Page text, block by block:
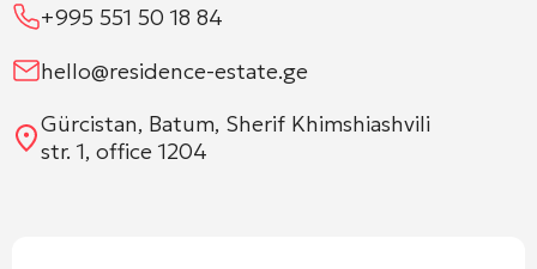
+995 551 50 18 84
hello@residence-estate.ge
Gürcistan, Batum, Sherif Khimshiashvili
str. 1, office 1204